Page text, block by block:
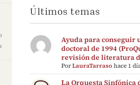
Últimos temas
Ayuda para conseguir
doctoral de 1994
revisión de literatura
PorLauraTarraso hace 1
La Orquesta Sinfónica